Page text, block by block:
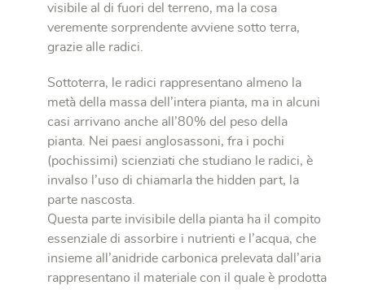
visibile al di fuori del terreno, ma la cosa
veremente sorprendente avviene sotto terra,
grazie alle radici.
Sottoterra, le radici rappresentano almeno la
metà della massa dell’intera pianta, ma in alcuni
casi arrivano anche all’80% del peso della
pianta. Nei paesi anglosassoni, fra i pochi
(pochissimi) scienziati che studiano le radici, è
invalso l’uso di chiamarla the hidden part, la
parte nascosta.
Questa parte invisibile della pianta ha il compito
essenziale di assorbire i nutrienti e l’acqua, che
insieme all’anidride carbonica prelevata dall’aria
rappresentano il materiale con il quale è prodotta